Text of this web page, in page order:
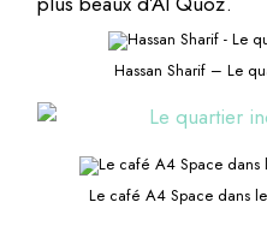
Hassan Sharif – Le
Le café A4 Space dans